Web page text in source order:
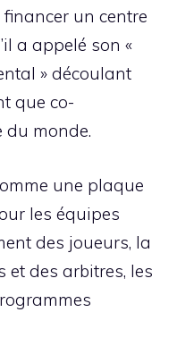
un centre
a appelé son «
» découlant
que co-
monde.
une plaque
les équipes
des joueurs, la
des arbitres, les